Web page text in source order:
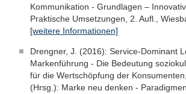
Kommunikation - Grundlagen –
Praktische Umsetzungen, 2. Aufl.,
[weitere Informationen]
Drengner, J. (2016): Service-Dominant
Markenführung - Die Bedeutung
für die Wertschöpfung der
(Hrsg.): Marke neu denken -